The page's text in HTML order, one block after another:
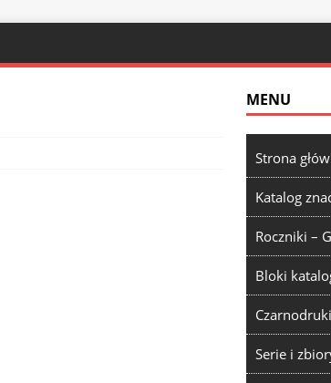
MENU
Strona
Katalog
Roczniki –
Bloki
Czarnodruki
Serie i